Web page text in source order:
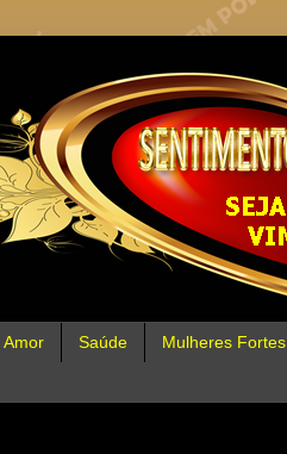
Amor Saúde Mulheres Fortes